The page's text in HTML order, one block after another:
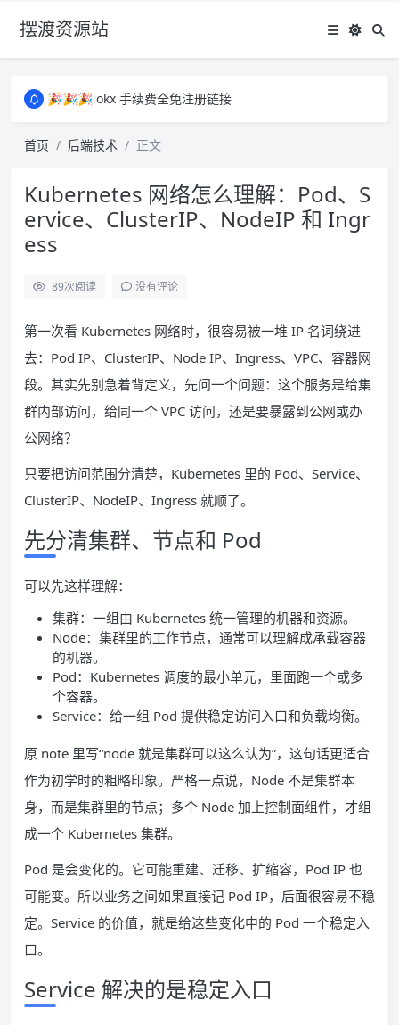
摆渡资源站
🎉🎉🎉 okx 手续费全免注册链接
所有资源均为免费网盘资源，资源失效请备注留言，感谢！
🎉🎉🎉 okx 手续费全免注册链接
首页 后端技术 正文
Kubernetes 网络怎么理解：Pod、S
ervice、ClusterIP、NodeIP 和 Ingr
ess
89次阅读 没有评论
第一次看 Kubernetes 网络时，很容易被一堆 IP 名词绕进
去：Pod IP、ClusterIP、Node IP、Ingress、VPC、容器网
段。其实先别急着背定义，先问一个问题：这个服务是给集
群内部访问，给同一个 VPC 访问，还是要暴露到公网或办
公网络？
只要把访问范围分清楚，Kubernetes 里的 Pod、Service、
ClusterIP、NodeIP、Ingress 就顺了。
先分清集群、节点和 Pod
可以先这样理解：
集群：一组由 Kubernetes 统一管理的机器和资源。
Node：集群里的工作节点，通常可以理解成承载容器
的机器。
Pod：Kubernetes 调度的最小单元，里面跑一个或多
个容器。
Service：给一组 Pod 提供稳定访问入口和负载均衡。
原 note 里写“node 就是集群可以这么认为”，这句话更适合
作为初学时的粗略印象。严格一点说，Node 不是集群本
身，而是集群里的节点；多个 Node 加上控制面组件，才组
成一个 Kubernetes 集群。
Pod 是会变化的。它可能重建、迁移、扩缩容，Pod IP 也
可能变。所以业务之间如果直接记 Pod IP，后面很容易不稳
定。Service 的价值，就是给这些变化中的 Pod 一个稳定入
口。
Service 解决的是稳定入口